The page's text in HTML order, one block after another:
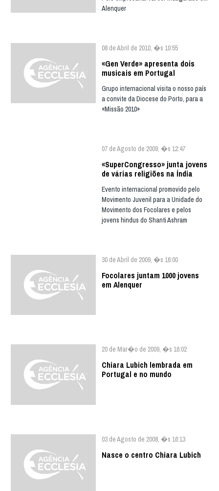
Alenquer
08 de Abril de 2010, �s 10:55
«Gen Verde» apresenta dois
musicais em Portugal
Grupo internacional visita o nosso país
a convite da Diocese do Porto, para a
«Missão 2010»
07 de Agosto de 2009, �s 12:47
«SuperCongresso» junta jovens
de várias religiões na Índia
Evento internacional promovido pelo
Movimento Juvenil para a Unidade do
Movimento dos Focolares e pelos
jovens hindus do Shanti Ashram
30 de Abril de 2009, �s 16:00
Focolares juntam 1000 jovens
em Alenquer
20 de Mar�o de 2009, �s 16:02
Chiara Lubich lembrada em
Portugal e no mundo
03 de Agosto de 2008, �s 16:13
Nasce o centro Chiara Lubich